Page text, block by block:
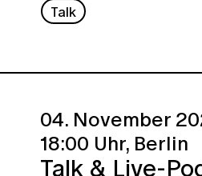
Talk
04. November
18:00 Uhr, Berlin
Talk & Live-